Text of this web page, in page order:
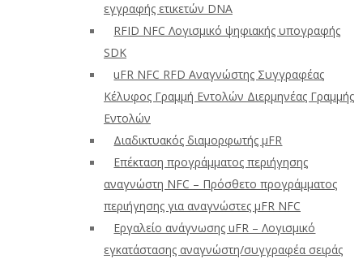
εγγραφής ετικετών DNA
RFID NFC Λογισμικό ψηφιακής υπογραφής
SDK
uFR NFC RFD Αναγνώστης Συγγραφέας
Κέλυφος Γραμμή Εντολών Διερμηνέας Γραμμής
Εντολών
Διαδικτυακός διαμορφωτής μFR
Επέκταση προγράμματος περιήγησης
αναγνώστη NFC – Πρόσθετο προγράμματος
περιήγησης για αναγνώστες μFR NFC
Εργαλείο ανάγνωσης uFR – Λογισμικό
εγκατάστασης αναγνώστη/συγγραφέα σειράς